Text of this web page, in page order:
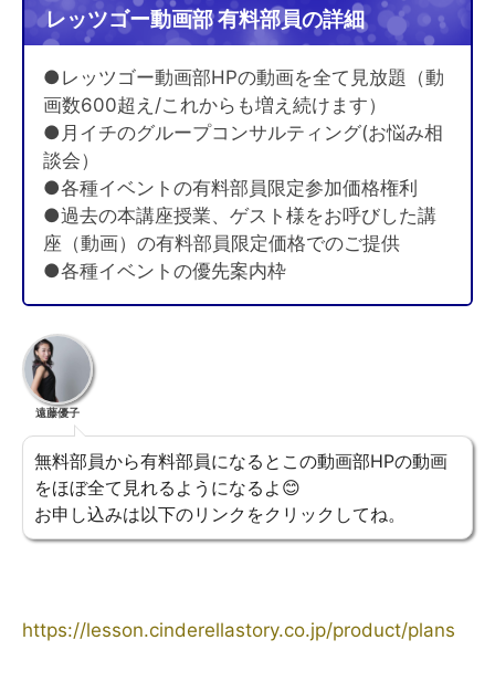
レッツゴー動画部 有料部員の詳細
●レッツゴー動画部HPの動画を全て見放題（動
画数600超え/これからも増え続けます）
●月イチのグループコンサルティング(お悩み相
談会）
●各種イベントの有料部員限定参加価格権利
●過去の本講座授業、ゲスト様をお呼びした講
座（動画）の有料部員限定価格でのご提供
●各種イベントの優先案内枠
遠藤優子
無料部員から有料部員になるとこの動画部HPの動画
をほぼ全て見れるようになるよ😊
お申し込みは以下のリンクをクリックしてね。
https://lesson.cinderellastory.co.jp/product/plans